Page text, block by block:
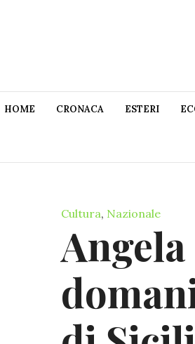
HOME CRONACA ESTERI
Cultura, Nazionale